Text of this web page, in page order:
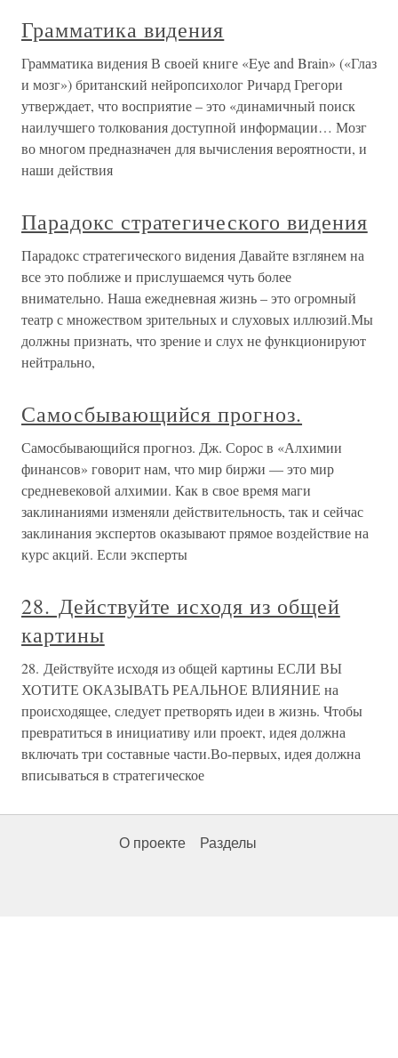
Грамматика видения
Грамматика видения В своей книге «Eye and Brain» («Глаз
и мозг») британский нейропсихолог Ричард Грегори
утверждает, что восприятие – это «динамичный поиск
наилучшего толкования доступной информации… Мозг
во многом предназначен для вычисления вероятности, и
наши действия
Парадокс стратегического видения
Парадокс стратегического видения Давайте взглянем на
все это поближе и прислушаемся чуть более
внимательно. Наша ежедневная жизнь – это огромный
театр с множеством зрительных и слуховых иллюзий.Мы
должны признать, что зрение и слух не функционируют
нейтрально,
Самосбывающийся прогноз.
Самосбывающийся прогноз. Дж. Сорос в «Алхимии
финансов» говорит нам, что мир биржи — это мир
средневековой алхимии. Как в свое время маги
заклинаниями изменяли действительность, так и сейчас
заклинания экспертов оказывают прямое воздействие на
курс акций. Если эксперты
28. Действуйте исходя из общей
картины
28. Действуйте исходя из общей картины ЕСЛИ ВЫ
ХОТИТЕ ОКАЗЫВАТЬ РЕАЛЬНОЕ ВЛИЯНИЕ на
происходящее, следует претворять идеи в жизнь. Чтобы
превратиться в инициативу или проект, идея должна
включать три составные части.Во-первых, идея должна
вписываться в стратегическое
О проекте Разделы